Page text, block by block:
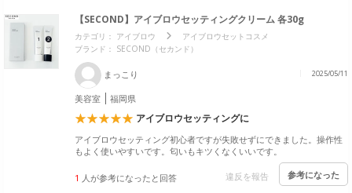
【SECOND】アイブロウセッティングクリーム 各30g
カテゴリ： アイブロウ
アイブロウセットコスメ
ブランド： SECOND（セカンド）
まっこり 2025/05/11
美容室 福岡県
アイブロウセッティングに
アイブロウセッティング初心者ですが失敗せずにできました。操作性
もよく使いやすいです。匂いもキツくなくいいです。
1 人が参考になったと回答 違反を報告 参考になった